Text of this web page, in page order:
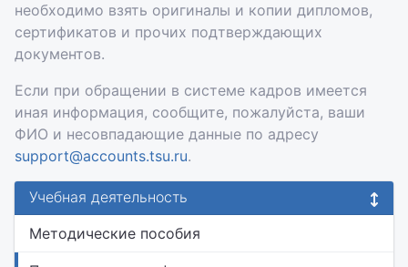
необходимо взять оригиналы и копии дипломов,
сертификатов и прочих подтверждающих
документов.
Если при обращении в системе кадров имеется
иная информация, сообщите, пожалуйста, ваши
ФИО и несовпадающие данные по адресу
support@accounts.tsu.ru.
Учебная деятельность
Методические пособия